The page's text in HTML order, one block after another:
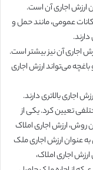
اجاری آن است.
عمومی، مانند حمل و
آن نیز بیشتر است.
می‌تواند ارزش اجاری
بالاتری دارند.
تعیین کرد. یکی از
روش، ارزش اجاری املاک
عنوان ارزش اجاری ملک
اجاری املاک،